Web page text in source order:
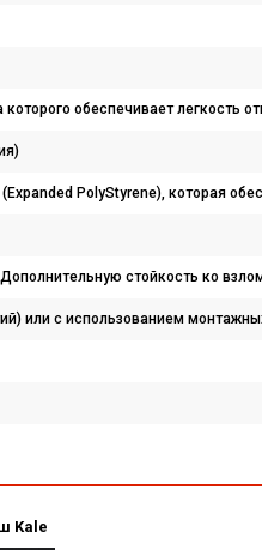
обеспечивает легкость
PolyStyrene), которая
стойкость ко
или с использованием
Kale